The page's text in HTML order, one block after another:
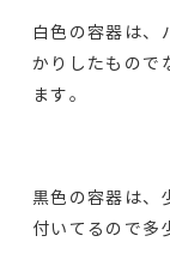
白色の容器は、
かりしたもので
ます。
黒色の容器は、
付いてるので多